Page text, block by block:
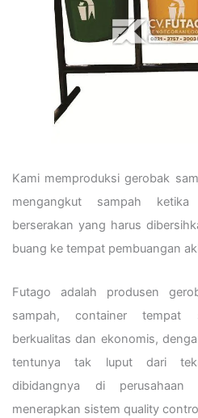
Kami memproduksi gerobak
mengangkut sampah
berserakan yang harus
buang ke tempat pembuangan
Futago adalah produsen
sampah, container tempat
berkualitas dan ekonomis,
tentunya tak luput dari
dibidangnya di
menerapkan sistem quality